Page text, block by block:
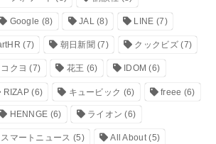
Google (8) JAL(8) LINE (7)
(7) 朝日新聞 (7) クックビズ(7)
コクヨ (7) 花王 (6) IDOM (6)
RIZAP (6) キュービック (6) freee (6)
HENNGE (6) ライオン (6)
スマートニュース (5) All About(5)